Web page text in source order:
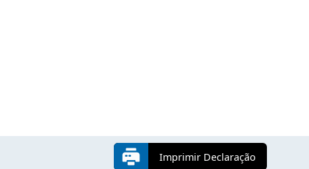
Imprimir Declaração